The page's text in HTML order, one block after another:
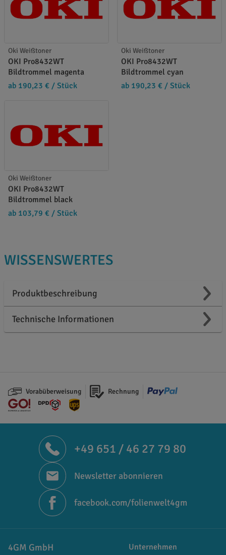
Oki Weißtoner
OKI Pro8432WT
Bildtrommel magenta
ab 190,23 € / Stück
Oki Weißtoner
OKI Pro8432WT
Bildtrommel cyan
ab 190,23 € / Stück
Oki Weißtoner
OKI Pro8432WT
Bildtrommel black
ab 103,79 € / Stück
WISSENSWERTES
Produktbeschreibung
Technische Informationen
Vorabüberweisung Rechnung
+49 651 / 46 27 79 80
Newsletter abonnieren
facebook.com/folienwelt4gm
4GM GmbH Unternehmen